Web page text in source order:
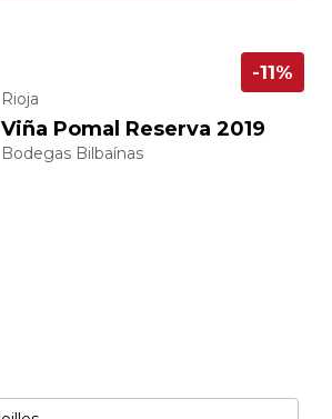
Rioja
Viña Pomal Reserva 2019
Bodegas Bilbaínas
-11%